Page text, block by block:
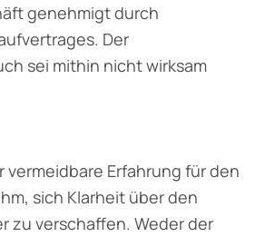
genehmigt durch
Der
sei mithin nicht wirksam
vermeidbare Erfahrung für den
sich Klarheit über den
zu verschaffen. Weder der